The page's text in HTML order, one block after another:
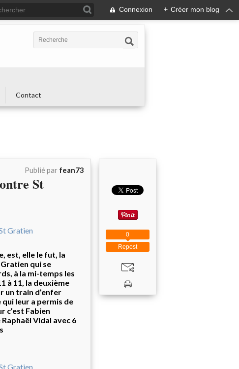
Connexion + Créer mon blog
Contact
Publié par fean73
St
est, elle le fut, la
qui se
à la mi-temps les
à 11, la deuxième
un train d’enfer
leur a permis de
c’est Fabien
Vidal avec 6
Repost
0